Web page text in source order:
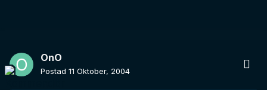
OnO
Postad 11 Oktober, 2004